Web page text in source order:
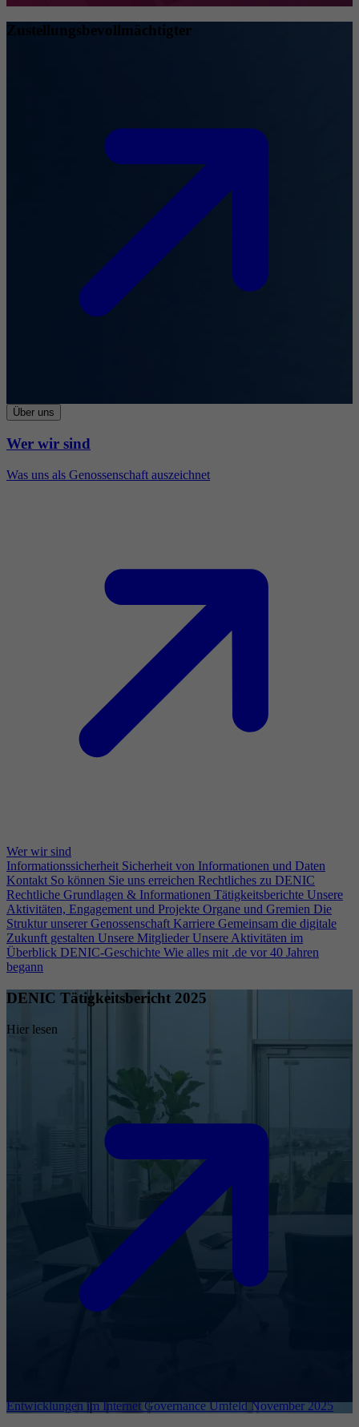
Zustellungsbevollmächtigter
Über uns
Wer wir sind
Was uns als Genossenschaft auszeichnet
Wer wir sind
Informationssicherheit Sicherheit von Informationen und Daten
Kontakt So können Sie uns erreichen Rechtliches zu DENIC
Rechtliche Grundlagen & Informationen Tätigkeitsberichte Unsere
Aktivitäten, Engagement und Projekte Organe und Gremien Die
Struktur unserer Genossenschaft Karriere Gemeinsam die digitale
Zukunft gestalten Unsere Mitglieder Unsere Aktivitäten im
Überblick DENIC-Geschichte Wie alles mit .de vor 40 Jahren
begann
DENIC Tätigkeitsbericht 2025
Hier lesen
Entwicklungen im Internet Governance Umfeld November 2025